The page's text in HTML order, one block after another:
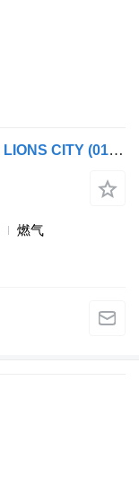
公共汽车 MAN 的 空调冷凝器 Spheros LIONS CITY (01.04-) FKX40/470N
燃气